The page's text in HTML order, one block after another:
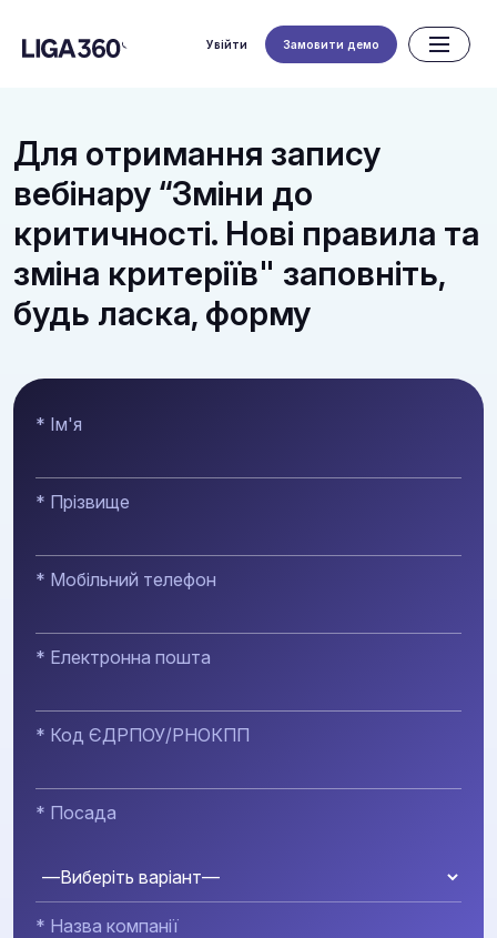
Увійти Замовити демо
Для отримання запису
вебінару “Зміни до
критичності. Нові правила та
зміна критеріїв" заповніть,
будь ласка, форму
* Ім'я
* Прізвище
* Мобільний телефон
* Електронна пошта
* Код ЄДРПОУ/РНОКПП
* Посада
* Назва компанії